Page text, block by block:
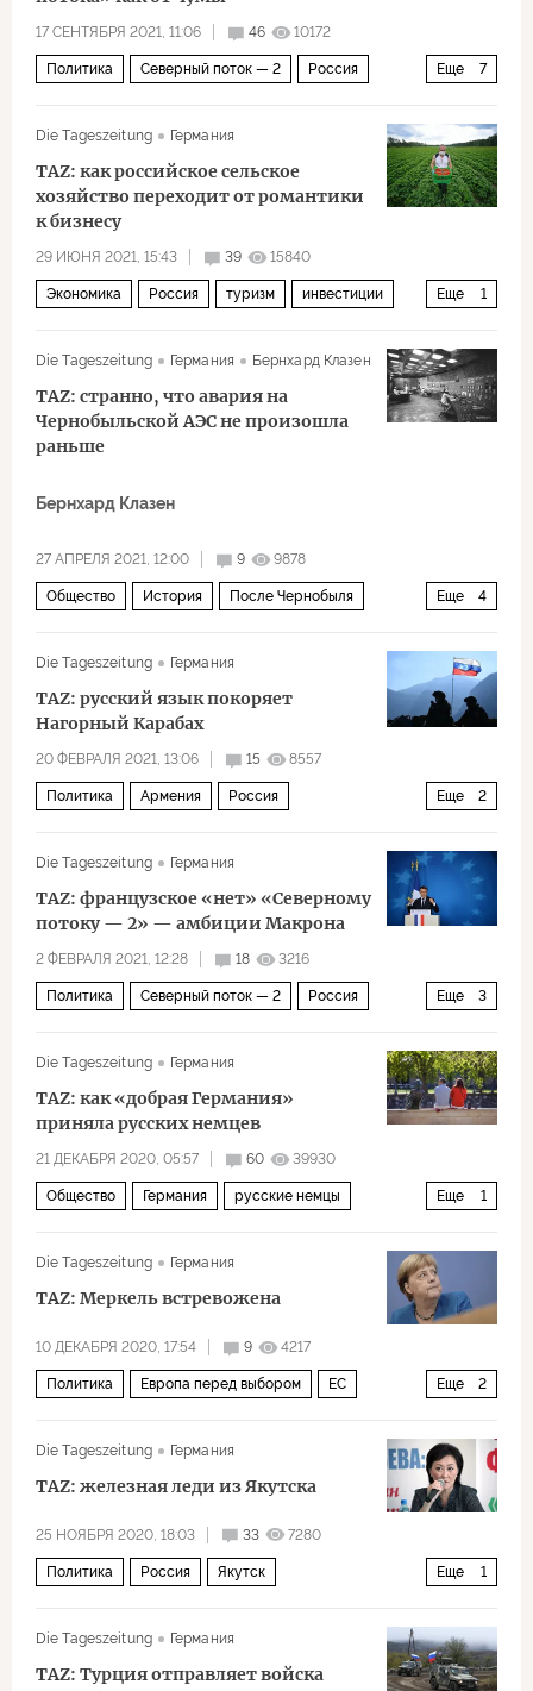
17 СЕНТЯБРЯ 2021, 11:06 46 10172
Еще 7
Политика Северный поток — 2 Россия
экологическое разрешение
Die Tageszeitung Германия
TAZ: как российское сельское
хозяйство переходит от романтики
к бизнесу
29 ИЮНЯ 2021, 15:43 39 15840
Еще 1
Экономика Россия туризм инвестиции
Die Tageszeitung
Германия Бернхард Клазен
TAZ: странно, что авария на
Чернобыльской АЭС не произошла
раньше
Бернхард Клазен
27 АПРЕЛЯ 2021, 12:00 9 9878
Еще 4
Общество История После Чернобыля
Die Tageszeitung Германия
TAZ: русский язык покоряет
Нагорный Карабах
20 ФЕВРАЛЯ 2021, 13:06 15 8557
Еще 2
Политика Армения Россия
Die Tageszeitung
Германия
TAZ: французское «нет» «Северному
потоку — 2» — амбиции Макрона
2 ФЕВРАЛЯ 2021, 12:28 18 3216
Еще 3
Политика Северный поток — 2 Россия
Die Tageszeitung Германия
TAZ: как «добрая Германия»
приняла русских немцев
21 ДЕКАБРЯ 2020, 05:57 60 39930
Еще 1
Общество Германия русские немцы
Die Tageszeitung
Германия
TAZ: Меркель встревожена
10 ДЕКАБРЯ 2020, 17:54 9 4217
Еще 2
Политика Европа перед выбором ЕС
Die Tageszeitung
Германия
TAZ: железная леди из Якутска
25 НОЯБРЯ 2020, 18:03 33 7280
Еще 1
Политика Россия Якутск
Die Tageszeitung
Германия
TAZ: Турция отправляет войска